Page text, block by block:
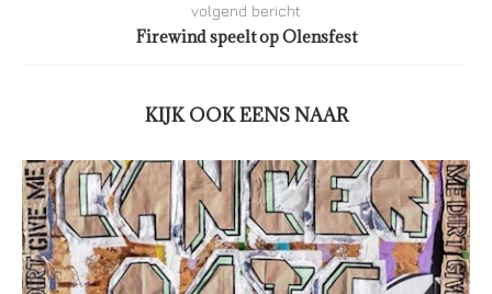
volgend bericht
Firewind speelt op Olensfest
KIJK OOK EENS NAAR